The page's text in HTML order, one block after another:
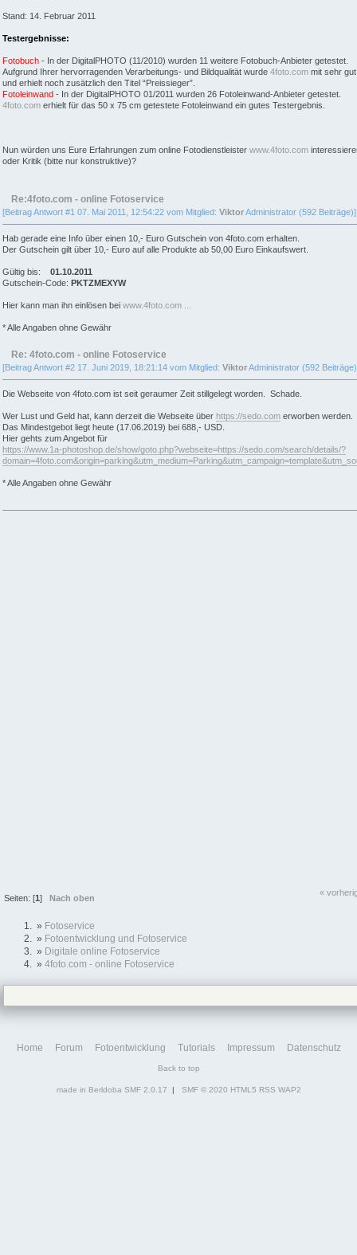
Stand: 14. Februar 2011
Testergebnisse:
Fotobuch - In der DigitalPHOTO (11/2010) wurden 11 weitere Fotobuch-Anbieter getestet.
Aufgrund Ihrer hervorragenden Verarbeitungs- und Bildqualität wurde 4foto.com mit sehr
und erhielt noch zusätzlich den Titel “Preissieger”.
Fotoleinwand - In der DigitalPHOTO 01/2011 wurden 26 Fotoleinwand-Anbieter getestet.
4foto.com erhielt für das 50 x 75 cm getestete Fotoleinwand ein gutes Testergebnis.
Nun würden uns Eure Erfahrungen zum online Fotodienstleister www.4foto.com
oder Kritik (bitte nur konstruktive)?
Re:4foto.com - online Fotoservice
[Beitrag Antwort #1 07. Mai 2011, 12:54:22 vom Mitglied: ViktorAdministrator (592 Beiträge)]
Hab gerade eine Info über einen 10,- Euro Gutschein von 4foto.com erhalten.
Der Gutschein gilt über 10,- Euro auf alle Produkte ab 50,00 Euro Einkaufswert.
Gültig bis: 01.10.2011
Gutschein-Code: PKTZMEXYW
Hier kann man ihn einlösen bei www.4foto.com ...
* Alle Angaben ohne Gewähr
Re: 4foto.com - online Fotoservice
[Beitrag Antwort #2 17. Juni 2019, 18:21:14 vom Mitglied: ViktorAdministrator (592
Die Webseite von 4foto.com ist seit geraumer Zeit stillgelegt worden. Schade.
Wer Lust und Geld hat, kann derzeit die Webseite über https://sedo.com erworben werden.
Das Mindestgebot liegt heute (17.06.2019) bei 688,- USD.
Hier gehts zum Angebot für
https://www.1a-photoshop.de/show/goto.php?webseite=https://sedo.com/search/details/?
* Alle Angaben ohne Gewähr
Seiten: [1]Nach oben
«
» Fotoservice
» Fotoentwicklung und Fotoservice
» Digitale online Fotoservice
» 4foto.com - online Fotoservice
Home Forum Fotoentwicklung Tutorials Impressum Datenschutz
Back to top
made in Berldoba SMF 2.0.17 | SMF © 2020 HTML5 RSS WAP2